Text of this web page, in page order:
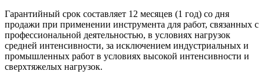
Гарантийный срок составляет 12 месяцев (1 год) со дня
продажи при применении инструмента для работ, связанных с
профессиональной деятельностью, в условиях нагрузок
средней интенсивности, за исключением индустриальных и
промышленных работ в условиях высокой интенсивности и
сверхтяжелых нагрузок.